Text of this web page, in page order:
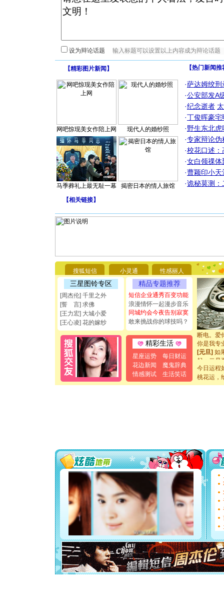
设为辩论话题
【精彩图片新闻 】
网吧惊现美女作陪上网 现代人的婚纱照
马季葬礼上最无耻一幕 揭密日本的情人旅馆
【热门新闻
·萨达姆绞刑
·公安部发A
·纪念逝者
·丁俊晖豪
·野生东北
·专家辩论伪
·校花口述：
·女白领祼体
·曹颖印小天
·诡秘莫测：
【相关链接】
搜狐短信 小灵通 性感丽人
三星图铃专区
[周杰伦] 千里之外
[誓 言] 求佛
[王力宏] 大城小爱
[王心凌] 花的嫁纱
精品专题推荐
短信企业通秀百变功能
浪漫情怀一起漫步音乐
同城约会今夜告别寂寞
敢来挑战你的球技吗？
精彩生活
星座运势
每日财运
花边新闻
魔鬼辞典
情感测试
生活笑话
[圣诞节]
你太多，
要平安
[圣诞节]
能正大光
都要快乐
[圣诞节]
如意,快
[元旦]看
断电。爱
你是我专
[元旦]如
起；二是
离。水晶
[元旦]当
[圣诞节]
你太多
要平安！
[圣诞节]
能正大
都要快乐
[圣诞节]
如意,快
[元旦]
看
断电。
你是我
[元旦]如
起；二是
离。水晶
[元旦]当
今日运程
桃花运，